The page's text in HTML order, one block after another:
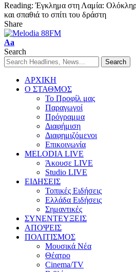
Reading: Έγκλημα στη Λαμία:
και σπαθιά το σπίτι του δράστη
Share
Aa
Search
ΑΡΧΙΚΗ
Ο ΣΤΑΘΜΟΣ
Το Προφίλ μας
Παραγωγοί
Πρόγραμμα
Διαφήμιση
Διαφημιζόμενοι
Επικοινωνία
MELODIA LIVE
Άκουσε LIVE
Studio LIVE
ΕΙΔΗΣΕΙΣ
Τοπικές Ειδήσεις
Ελλάδα Ειδήσεις
Σημαντικές
ΣΥΝΕΝΤΕΥΞΕΙΣ
ΑΠΟΨΕΙΣ
ΠΟΛΙΤΙΣΜΟΣ
Μουσικά Νέα
Θέατρο
Cinema/TV